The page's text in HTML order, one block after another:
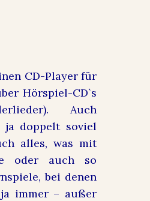
CD-Player für
Hörspiel-CD`s
Auch
ja doppelt soviel
alles, was mit
oder auch so
bei denen
immer – außer